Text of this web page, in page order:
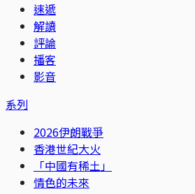
速遞
解讀
評論
播客
影音
系列
2026伊朗戰爭
香港世紀大火
「中國有稀土」
情色的未來